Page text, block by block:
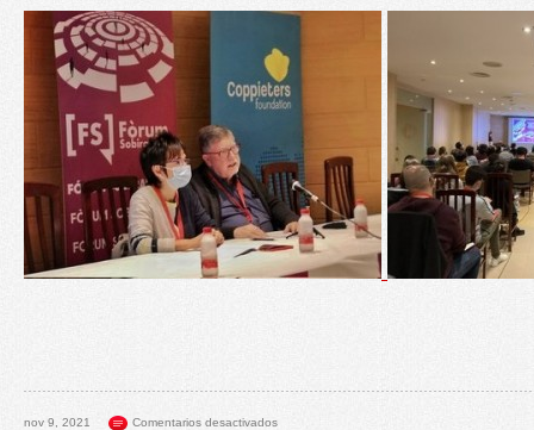
nov 9, 2021 Comentarios desactivados